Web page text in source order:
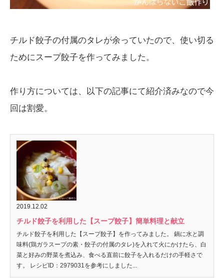
チルド餃子の付属のタレが余っていたので、使い切る
ためにスープ餃子を作ってみました。
作り方については、以下の記事にて紹介済みなので今
回は割愛。
2019.12.02
チルド餃子を利用した【スープ餃子】簡単料理と献立
チルド餃子を利用した【スープ餃子】を作ってみました。 鍋に水と調
味料(鶏ガラスープの素・餃子の付属のタレ)を入れて火にかけたら、白
菜と好みの野菜を煮込み、食べる直前に餃子を入れるだけの手軽さで
す。 レシピID：2979031を参考にしました...